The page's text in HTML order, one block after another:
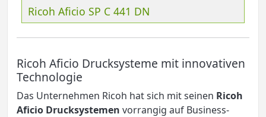
Ricoh Aficio SP C 441 DN
Ricoh Aficio Drucksysteme mit innovativen
Technologie
Das Unternehmen Ricoh hat sich mit seinen Ricoh
Aficio Drucksystemen vorrangig auf Business-